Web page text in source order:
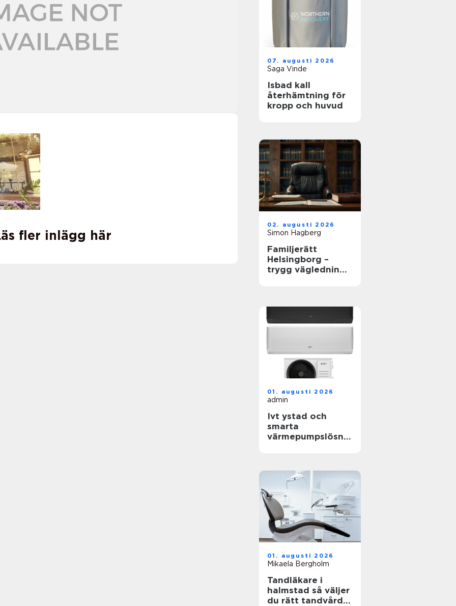
fler inlägg här
07. augusti 2026
Saga Vinde
Isbad kall
återhämtning för
kropp och huvud
02. augusti 2026
Simon Hagberg
Familjerätt
Helsingborg –
trygg vägledning i
01. augusti 2026
admin
Ivt ystad och
smarta
värmepumpslösnin
01. augusti 2026
Mikaela Bergholm
Tandläkare i
halmstad så väljer
du rätt tandvård